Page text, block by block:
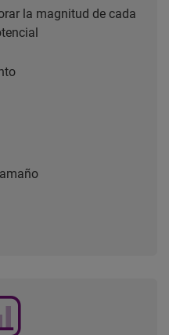
la magnitud de cada